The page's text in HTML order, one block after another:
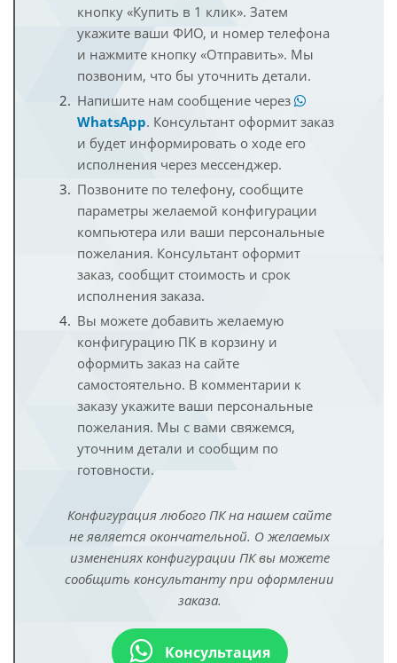
кнопку «Купить в 1 клик». Затем
укажите ваши ФИО, и номер телефона
и нажмите кнопку «Отправить». Мы
позвоним, что бы уточнить детали.
Напишите нам сообщение через
WhatsApp. Консультант оформит заказ
и будет информировать о ходе его
исполнения через мессенджер.
Позвоните по телефону, сообщите
параметры желаемой конфигурации
компьютера или ваши персональные
пожелания. Консультант оформит
заказ, сообщит стоимость и срок
исполнения заказа.
Вы можете добавить желаемую
конфигурацию ПК в корзину и
оформить заказ на сайте
самостоятельно. В комментарии к
заказу укажите ваши персональные
пожелания. Мы с вами свяжемся,
уточним детали и сообщим по
готовности.
Конфигурация любого ПК на нашем сайте
не является окончательной. О желаемых
изменениях конфигурации ПК вы можете
сообщить консультанту при оформлении
заказа.
Консультация